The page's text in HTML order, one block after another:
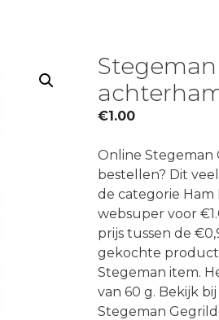
€1.00
Online Stegeman
bestellen? Dit
de categorie
websuper voor
prijs tussen de
gekochte product
Stegeman item.
van 60 g. Bekijk
Stegeman